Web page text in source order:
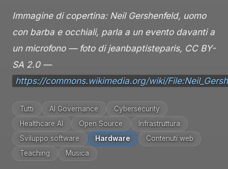
Immagine di copertina: Neil Gershenfeld, uomo
con barba e occhiali, parla a un evento davanti a
un microfono — foto di jeanbaptisteparis, CC BY-
SA 2.0 —
https://commons.wikimedia.org/wiki/
Tutti AI Governance
Cybersecurity
Healthcare AI
Open Source
Infrastruttura
Sviluppo software
Hardware
Contenuti web
Teaching
Musica